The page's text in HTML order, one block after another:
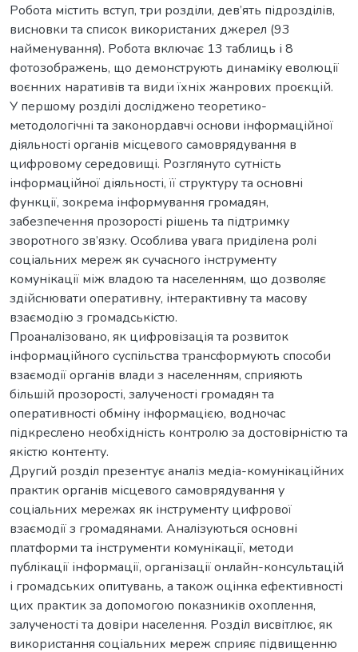
Робота містить вступ, три розділи, дев’ять підрозділів,
висновки та список використаних джерел (93
найменування). Робота включає 13 таблиць і 8
фотозображень, що демонструють динаміку еволюції
воєнних наративів та види їхніх жанрових проєкцій.
У першому розділі досліджено теоретико-
методологічні та законордавчі основи інформаційної
діяльності органів місцевого самоврядування в
цифровому середовищі. Розглянуто сутність
інформаційної діяльності, її структуру та основні
функції, зокрема інформування громадян,
забезпечення прозорості рішень та підтримку
зворотного зв’язку. Особлива увага приділена ролі
соціальних мереж як сучасного інструменту
комунікації між владою та населенням, що дозволяє
здійснювати оперативну, інтерактивну та масову
взаємодію з громадськістю.
Проаналізовано, як цифровізація та розвиток
інформаційного суспільства трансформують способи
взаємодії органів влади з населенням, сприяють
більшій прозорості, залученості громадян та
оперативності обміну інформацією, водночас
підкреслено необхідність контролю за достовірністю та
якістю контенту.
Другий розділ презентує аналіз медіа-комунікаційних
практик органів місцевого самоврядування у
соціальних мережах як інструменту цифрової
взаємодії з громадянами. Аналізуються основні
платформи та інструменти комунікації, методи
публікації інформації, організації онлайн-консультацій
і громадських опитувань, а також оцінка ефективності
цих практик за допомогою показників охоплення,
залученості та довіри населення. Розділ висвітлює, як
використання соціальних мереж сприяє підвищенню